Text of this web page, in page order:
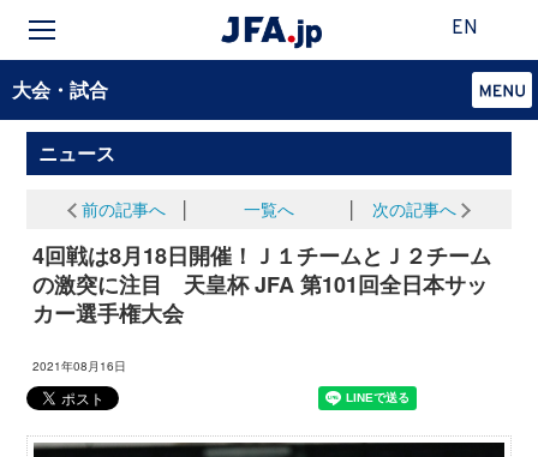
EN
大会・試合
ニュース
前の記事へ 一覧へ 次の記事へ
4回戦は8月18日開催！Ｊ１チームとＪ２チーム
の激突に注目 天皇杯 JFA 第101回全日本サッ
カー選手権大会
2021年08月16日